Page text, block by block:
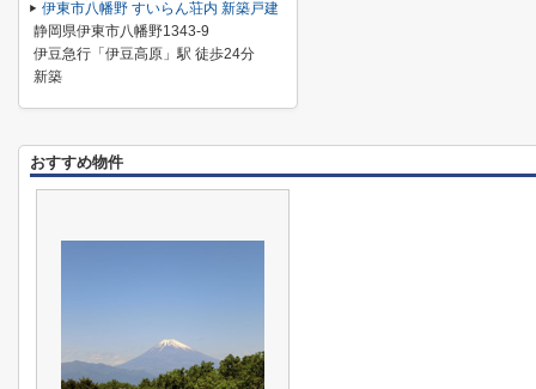
伊東市八幡野 すいらん荘内 新築戸建
静岡県伊東市八幡野1343-9
伊豆急行「伊豆高原」駅 徒歩24分
新築
おすすめ物件